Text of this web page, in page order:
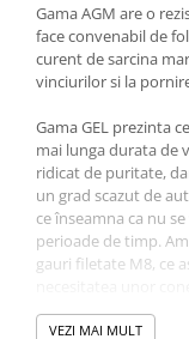
Redresoare auto,
stationare
Surse UPS
sisteme de urgenta
extern
UPS Calculatoare si
UPS Trifazat
Stabilizatoare
energiei electrice
Gama AGM are o
face convenabil de
curent de sarcina
vinciurilor si la
Gama GEL prezinta
mai lunga durata de
ridicat de puritate,
un grad scazut de
ce înseamna ca nu
perioade de timp.
gauri filetate M8, ce
VRLA AGM: durata
VEZI MAI MULT